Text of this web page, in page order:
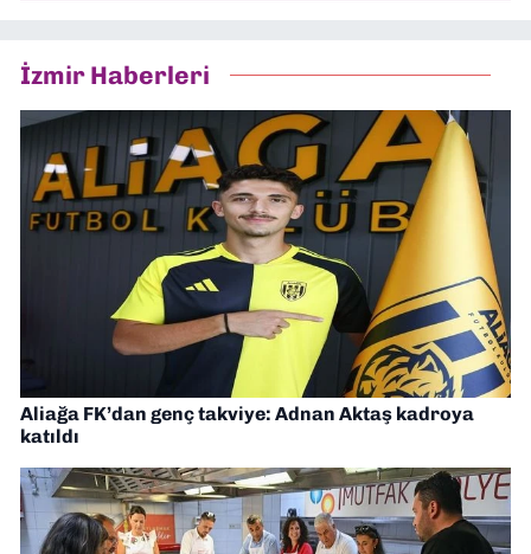
İzmir Haberleri
Aliağa FK’dan genç takviye: Adnan Aktaş kadroya
katıldı